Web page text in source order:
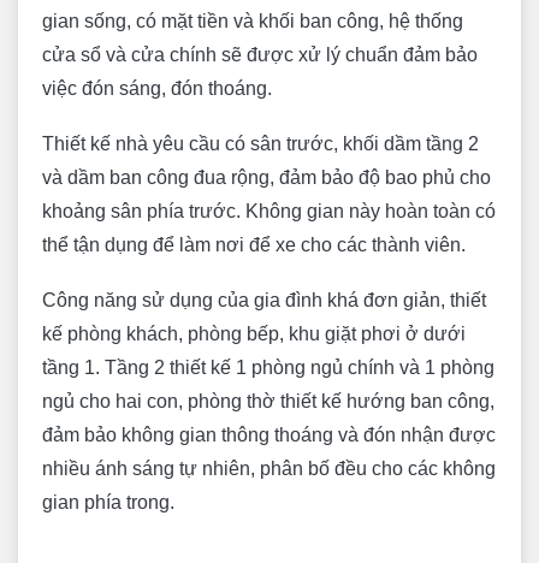
gian sống, có mặt tiền và khối ban công, hệ thống
cửa sổ và cửa chính sẽ được xử lý chuẩn đảm bảo
việc đón sáng, đón thoáng.
Thiết kế nhà yêu cầu có sân trước, khối dầm tầng 2
và dầm ban công đua rộng, đảm bảo độ bao phủ cho
khoảng sân phía trước. Không gian này hoàn toàn có
thể tận dụng để làm nơi để xe cho các thành viên.
Công năng sử dụng của gia đình khá đơn giản, thiết
kế phòng khách, phòng bếp, khu giặt phơi ở dưới
tầng 1. Tầng 2 thiết kế 1 phòng ngủ chính và 1 phòng
ngủ cho hai con, phòng thờ thiết kế hướng ban công,
đảm bảo không gian thông thoáng và đón nhận được
nhiều ánh sáng tự nhiên, phân bố đều cho các không
gian phía trong.